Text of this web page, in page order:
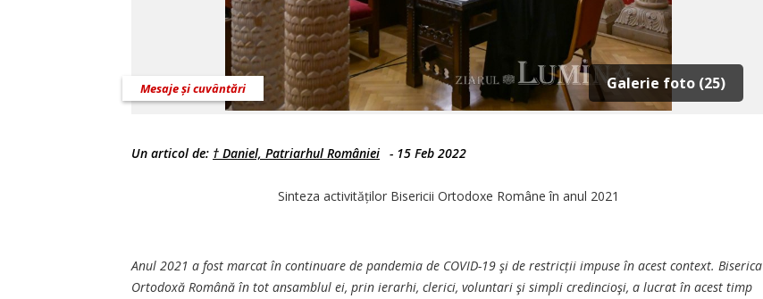
Galerie foto (25)
Mesaje și cuvântări
Un articol de: † Daniel, Patriarhul României - 15 Feb 2022
Sinteza activităților Bisericii Ortodoxe Române în anul 2021
Anul 2021 a fost marcat în continuare de pandemia de COVID-19 şi de restricții impuse în acest context. Biserica
Ortodoxă Română în tot ansamblul ei, prin ierarhi, clerici, voluntari şi simpli credincioşi, a lucrat în acest timp